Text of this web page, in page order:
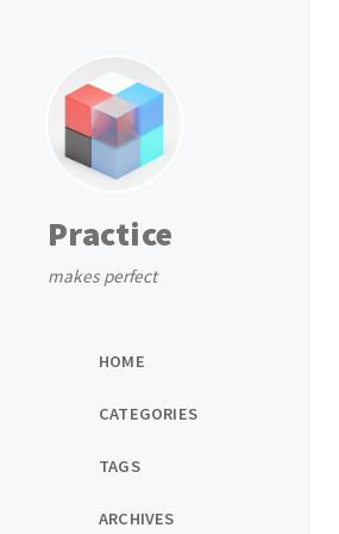
Practice
makes perfect
HOME
CATEGORIES
TAGS
ARCHIVES